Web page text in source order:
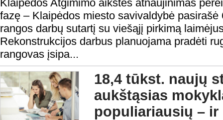
Klaipėdos Atgimimo aikštės atnaujinimas
fazę – Klaipėdos miesto savivaldybė
rangos darbų sutartį su viešąjį pirkimą
Rekonstrukcijos darbus planuojama pradėti
rangovas įsipa...
18,4 tūkst. naujų
aukštąsias
populiariausių –